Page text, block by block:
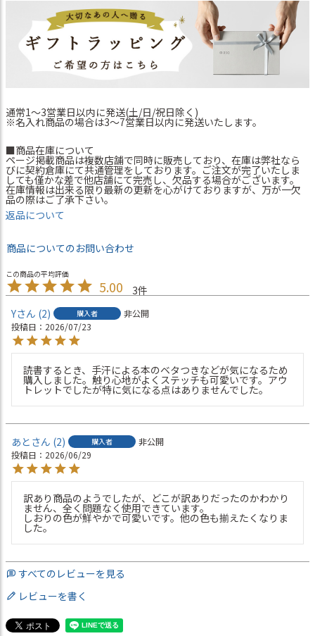
通常1～3営業日以内に発送(土/日/祝日除く)
※名入れ商品の場合は3～7営業日以内に発送いたします。
■商品在庫について
ページ掲載商品は複数店舗で同時に販売しており、在庫は弊社なら
びに契約倉庫にて共通管理をしております。ご注文が完了いたしま
しても僅かな差で他店舗にて完売し、欠品する場合がございます。
在庫情報は出来る限り最新の更新を心がけておりますが、万が一欠
品の際はご了承下さい。
返品について
商品についてのお問い合わせ
5.00
3
Y
2 購入者
非公開
投稿日
2026/07/23
読書するとき、手汗による本のベタつきなどが気になるため
購入しました。触り心地がよくステッチも可愛いです。アウ
トレットでしたが特に気になる点はありませんでした。
あと 2 購入者
非公開
投稿日
2026/06/29
訳あり商品のようでしたが、どこが訳ありだったのかわかり
ません、全く問題なく使用できています。
しおりの色が鮮やかで可愛いです。他の色も揃えたくなりま
した。
すべてのレビューを見る
レビューを書く